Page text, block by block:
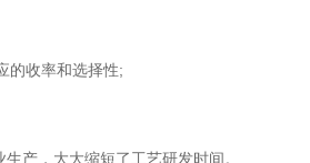
的收率和选择性;
产，大大缩短了工艺研发时间。